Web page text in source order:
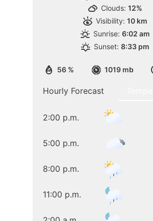
56 % 1019 mb
Clouds: 12%
Visibility: 10 km
Sunrise: 6:02 am
Sunset: 8:33 pm
Hourly Forecast
2:00 p.m.
5:00 p.m.
8:00 p.m.
11:00 p.m.